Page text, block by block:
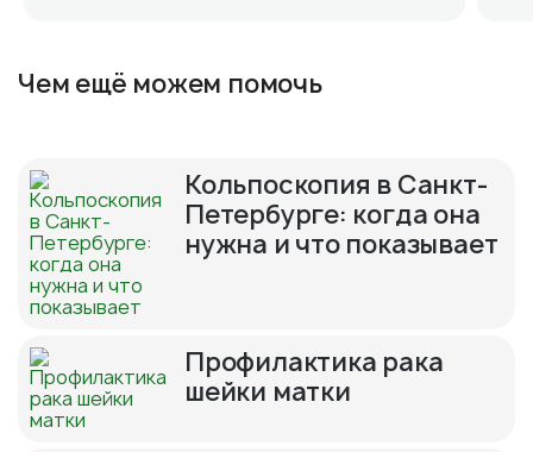
Чем ещё можем помочь
Кольпоскопия в Санкт-
Петербурге: когда она
нужна и что показывает
Профилактика рака
шейки матки